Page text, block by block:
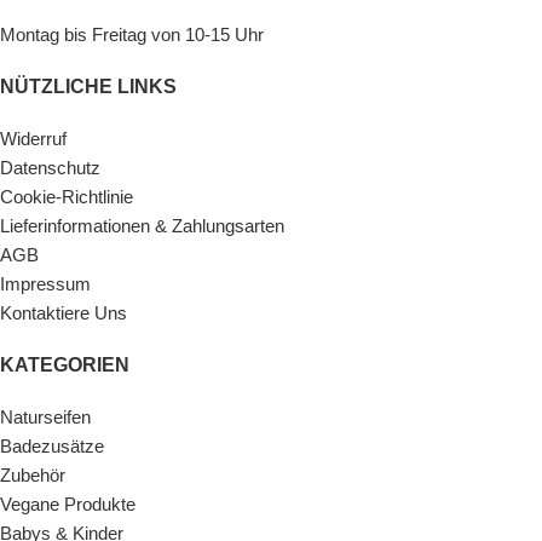
Montag bis Freitag von 10-15 Uhr
NÜTZLICHE LINKS
Widerruf
Datenschutz
Cookie-Richtlinie
Lieferinformationen & Zahlungsarten
AGB
Impressum
Kontaktiere Uns
KATEGORIEN
Naturseifen
Badezusätze
Zubehör
Vegane Produkte
Babys & Kinder